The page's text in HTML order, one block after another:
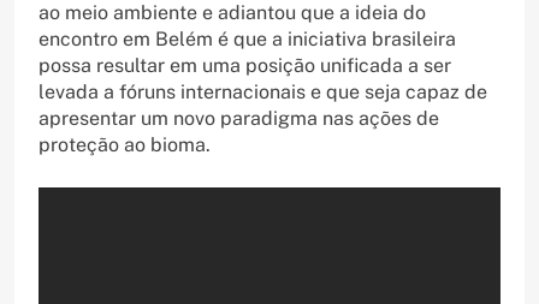
ao meio ambiente e adiantou que a ideia do
encontro em Belém é que a iniciativa brasileira
possa resultar em uma posição unificada a ser
levada a fóruns internacionais e que seja capaz de
apresentar um novo paradigma nas ações de
proteção ao bioma.